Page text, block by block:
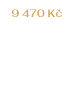
9 470 Kč